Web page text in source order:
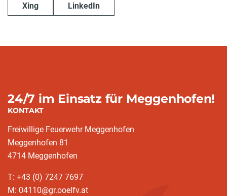
Xing LinkedIn
24/7 im Einsatz für Meggenhofen!
KONTAKT
Freiwillige Feuerwehr Meggenhofen
Meggenhofen 81
4714 Meggenhofen
T: +43 (0) 7247 7697
M: 04110@gr.ooelfv.at